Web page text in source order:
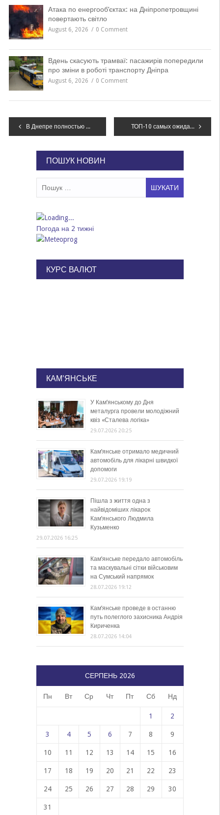
Атака по енергооб’єктах: на Дніпропетровщині
повертають світло
August 6, 2026 0 Comment
Вдень скасують трамваї: пасажирів попередили
про зміни в роботі транспорту Дніпра
August 6, 2026 0 Comment
Навігація
В Днепре полностью или частично перекрывают дороги из-за ремонта: адреса ТОП-10 самых ожидаемых мероприятий мая в Днепре
ПОШУК НОВИН
Погода на 2 тижні
КУРС ВАЛЮТ
КАМ'ЯНСЬКЕ
У Кам’янському до Дня
металурга провели молодіжний
квіз «Сталева логіка»
29.07.2026 20:25
Кам’янське отримало медичний
автомобіль для лікарні швидкої
допомоги
29.07.2026 19:19
Пішла з життя одна з
найвідоміших лікарок
Кам’янського Людмила
Кузьменко
29.07.2026 16:25
Кам’янське передало автомобіль
та маскувальні сітки військовим
на Сумський напрямок
28.07.2026 19:12
Кам’янське проведе в останню
путь полеглого захисника Андрія
Кириченка
28.07.2026 14:04
СЕРПЕНЬ 2026
Пн Вт Ср Чт Пт Сб Нд
1 2
3 4 5 6 7 8 9
10 11 12 13 14 15 16
17 18 19 20 21 22 23
24 25 26 27 28 29 30
31